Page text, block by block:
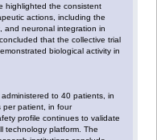
highlighted the consistent
actions, including the
and neuronal integration in
that the collective trial
biological activity in
to 40 patients, in
per patient, in four
profile continues to validate
technology platform. The